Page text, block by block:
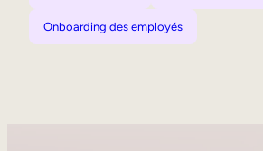
Onboarding des employés